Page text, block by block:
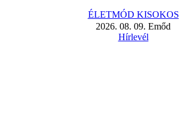
ÉLETMÓD KISOKOS
2026. 08. 09. Emőd
Hírlevél